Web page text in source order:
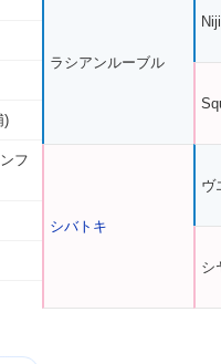
)
フ
ラシアンルーブル
シバトキ
ヴ
シ